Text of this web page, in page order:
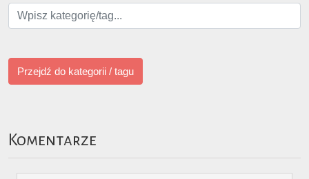
Przejdź do kategorii / tagu
Komentarze